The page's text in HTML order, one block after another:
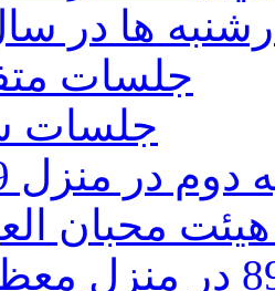
ها در سال
جلسات
جلسات
در منزل 1389